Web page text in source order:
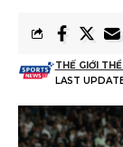
LAST
THẾ GIỚI